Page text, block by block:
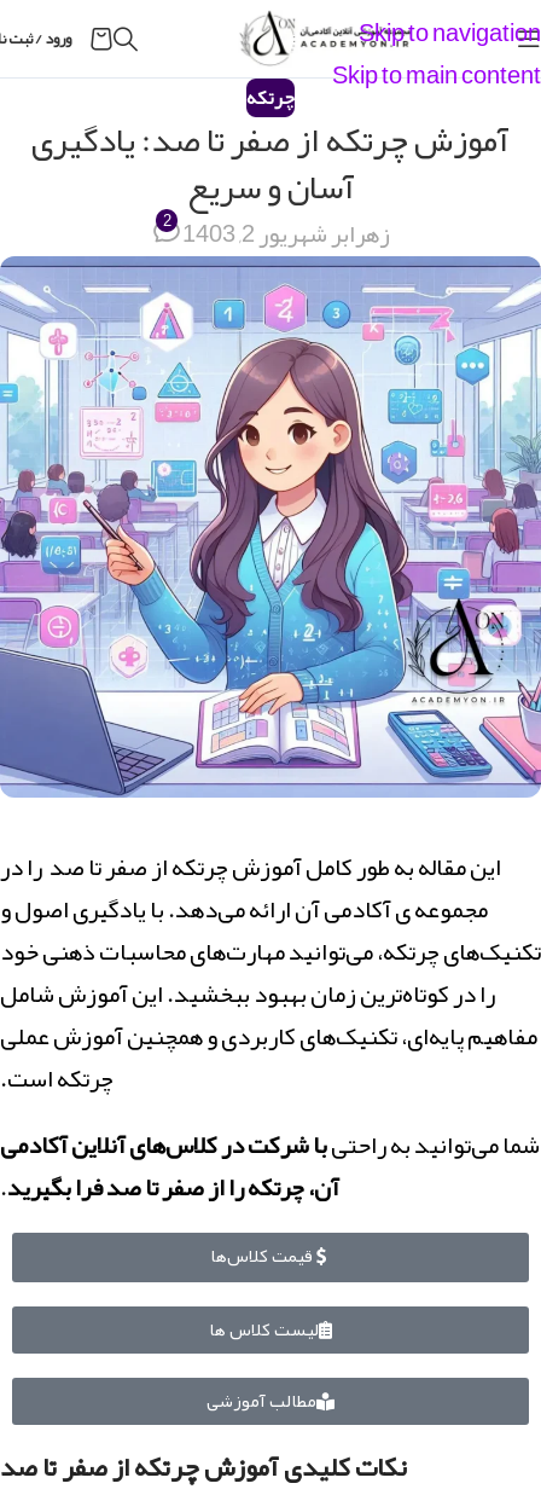
Skip to navigation
Skip to main content
ورود / ثبت
چرتکه
آموزش چرتکه از صفر تا صد: یادگیری
آسان و سریع
زهرابر شهریور 2, 1403 2
این مقاله به طور کامل آموزش چرتکه از صفر تا صد را در
مجموعه ی آکادمی آن ارائه می‌دهد. با یادگیری اصول و
تکنیک‌های چرتکه، می‌توانید مهارت‌های محاسبات ذهنی خود
را در کوتاه‌ترین زمان بهبود ببخشید. این آموزش شامل
مفاهیم پایه‌ای، تکنیک‌های کاربردی و همچنین آموزش عملی
چرتکه است.
شما می‌توانید به راحتیبا شرکت در کلاس‌های آنلاین آکادمی
آن، چرتکه را از صفر تا صد فرا بگیرید.
قیمت کلاس‌ها
لیست کلاس ها
مطالب آموزشی
نکات کلیدی آموزش چرتکه از صفر تا صد